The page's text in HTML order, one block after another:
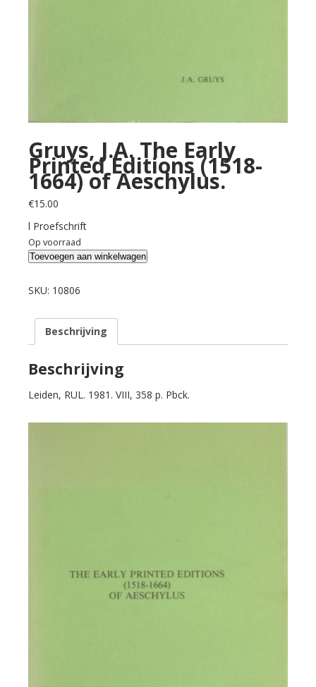
Gruys, J.A. The Early
Printed Editions (1518-
1664) of Aeschylus.
€15.00
l Proefschrift
Op voorraad
Gruys,
The
Printed
Editions
1664)
Aeschylus.
Toevoegen aan winkelwagen
SKU: 10806
Beschrijving
Beschrijving
Leiden, RUL. 1981. VIII, 358 p. Pbck.